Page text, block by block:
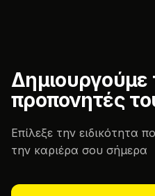
Δημιουργούμε
προπονητές
Επίλεξε την ειδικότητα
την καριέρα σου σήμερα